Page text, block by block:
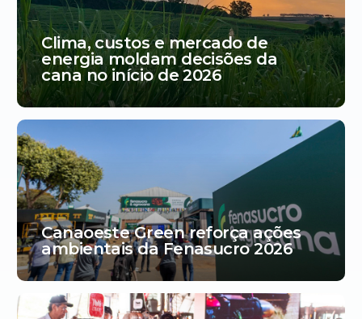
Clima, custos e mercado de
energia moldam decisões da
cana no início de 2026
Canaoeste Green reforça ações
ambientais da Fenasucro 2026